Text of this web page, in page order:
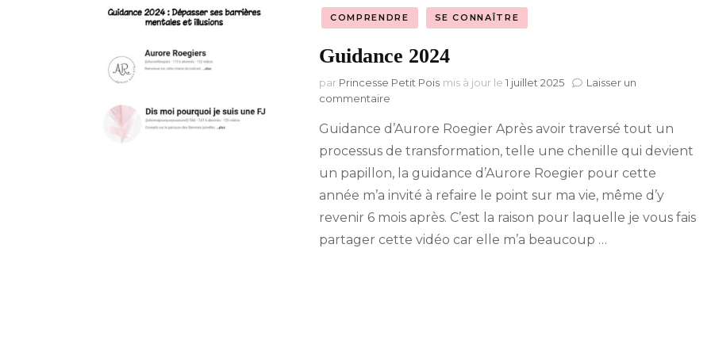
A-Z : Musique &
Divertissement
COMPRENDRE SE CONNAÎTRE
Guidance 2024
par Princesse Petit Pois mis à jour le 1 juillet 2025
Laisser un
commentaire
2024
Guidance d’Aurore Roegier Après avoir traversé tout un
processus de transformation, telle une chenille qui devient
un papillon, la guidance d’Aurore Roegier pour cette
année m’a invité à refaire le point sur ma vie, même d’y
revenir 6 mois après. C’est la raison pour laquelle je vous fais
partager cette vidéo car elle m’a beaucoup …